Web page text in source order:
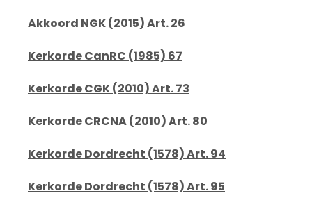
Akkoord NGK (2015) Art. 26
Kerkorde CanRC (1985) 67
Kerkorde CGK (2010) Art. 73
Kerkorde CRCNA (2010) Art. 80
Kerkorde Dordrecht (1578) Art. 94
Kerkorde Dordrecht (1578) Art. 95